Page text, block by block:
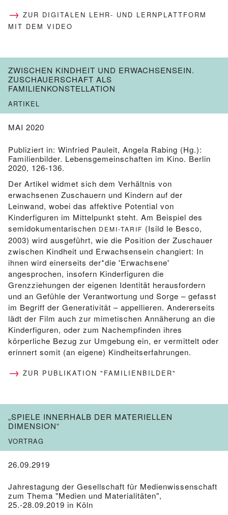
ZUR DIGITALEN LEHR- UND LERNPLATTFORM
MIT DEM VIDEO
ZWISCHEN KINDHEIT UND ERWACHSENSEIN.
ZUSCHAUERSCHAFT ALS
FAMILIENKONSTELLATION
ARTIKEL
MAI 2020
Publiziert in: Winfried Pauleit, Angela Rabing (Hg.):
Familienbilder. Lebensgemeinschaften im Kino. Berlin
2020, 126-136.
Der Artikel widmet sich dem Verhältnis von
erwachsenen Zuschauern und Kindern auf der
Leinwand, wobei das affektive Potential von
Kinderfiguren im Mittelpunkt steht. Am Beispiel des
semidokumentarischen DEMI-TARIF (Isild le Besco,
2003) wird ausgeführt, wie die Position der Zuschauer
zwischen Kindheit und Erwachsensein changiert: In
ihnen wird einerseits der*die 'Erwachsene'
angesprochen, insofern Kinderfiguren die
Grenzziehungen der eigenen Identität herausfordern
und an Gefühle der Verantwortung und Sorge – gefasst
im Begriff der Generativität – appellieren. Andererseits
lädt der Film auch zur mimetischen Annäherung an die
Kinderfiguren, oder zum Nachempfinden ihres
körperliche Bezug zur Umgebung ein, er vermittelt oder
erinnert somit (an eigene) Kindheitserfahrungen.
ZUR PUBLIKATION "FAMILIENBILDER"
„SPIELE INNERHALB DER MATERIELLEN
DIMENSION“
VORTRAG
26.09.2919
Jahrestagung der Gesellschaft für Medienwissenschaft
zum Thema "Medien und Materialitäten",
25.-28.09.2019 in Köln